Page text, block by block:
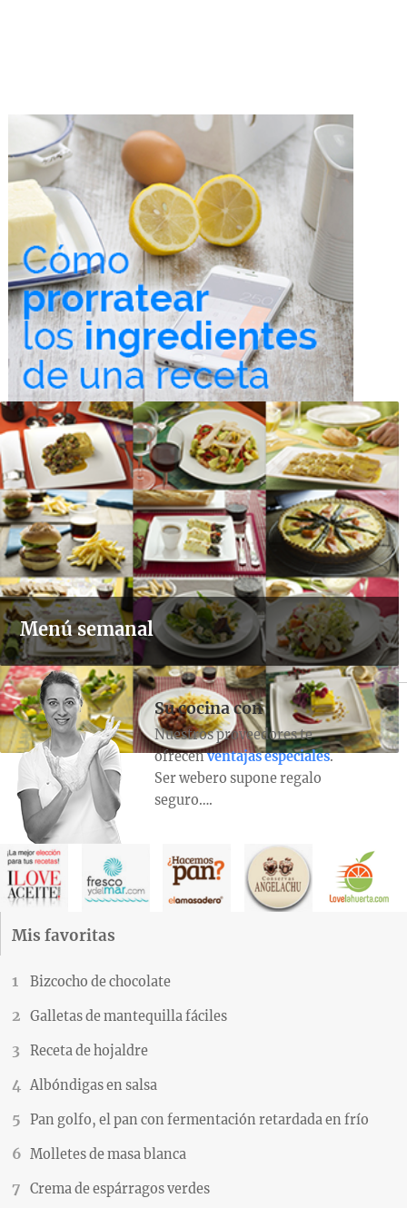
Menú semanal
Su cocina con
Nuestros proveedores te
ofrecenventajas especiales.
Ser webero supone regalo
seguro….
Mis favoritas
Bizcocho de chocolate
Galletas de mantequilla fáciles
Receta de hojaldre
Albóndigas en salsa
Pan golfo, el pan con fermentación retardada en frío
Molletes de masa blanca
Crema de espárragos verdes